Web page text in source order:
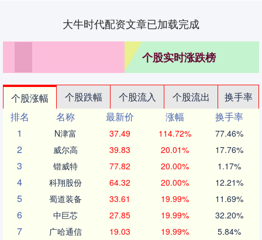
大牛时代配资文章已加载完成
个股实时涨跌榜
个股涨幅 个股跌幅 个股流入 个股流出
换手率
排名
名称 最新价 涨幅
换手率
1
N津富 37.49 114.72% 77.46%
2 威尔高 39.83 20.01% 17.76%
3 锴威特 77.82 20.00% 1.17%
4 科翔股份 64.32 20.00% 12.21%
5 蜀道装备 33.61 19.99% 11.69%
6 中巨芯 27.85 19.99% 32.20%
7 广哈通信 19.03 19.99% 5.84%